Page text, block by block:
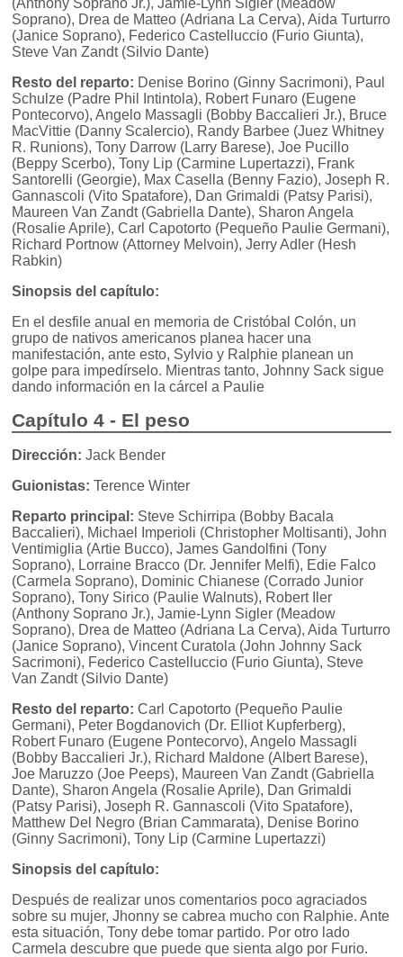
(Anthony Soprano Jr.), Jamie-Lynn Sigler (Meadow
Soprano), Drea de Matteo (Adriana La Cerva), Aida Turturro
(Janice Soprano), Federico Castelluccio (Furio Giunta),
Steve Van Zandt (Silvio Dante)
Resto del reparto: Denise Borino (Ginny Sacrimoni), Paul
Schulze (Padre Phil Intintola), Robert Funaro (Eugene
Pontecorvo), Angelo Massagli (Bobby Baccalieri Jr.), Bruce
MacVittie (Danny Scalercio), Randy Barbee (Juez Whitney
R. Runions), Tony Darrow (Larry Barese), Joe Pucillo
(Beppy Scerbo), Tony Lip (Carmine Lupertazzi), Frank
Santorelli (Georgie), Max Casella (Benny Fazio), Joseph R.
Gannascoli (Vito Spatafore), Dan Grimaldi (Patsy Parisi),
Maureen Van Zandt (Gabriella Dante), Sharon Angela
(Rosalie Aprile), Carl Capotorto (Pequeño Paulie Germani),
Richard Portnow (Attorney Melvoin), Jerry Adler (Hesh
Rabkin)
Sinopsis del capítulo:
En el desfile anual en memoria de Cristóbal Colón, un
grupo de nativos americanos planea hacer una
manifestación, ante esto, Sylvio y Ralphie planean un
golpe para impedírselo. Mientras tanto, Johnny Sack sigue
dando información en la cárcel a Paulie
Capítulo 4 - El peso
Dirección: Jack Bender
Guionistas: Terence Winter
Reparto principal: Steve Schirripa (Bobby Bacala
Baccalieri), Michael Imperioli (Christopher Moltisanti), John
Ventimiglia (Artie Bucco), James Gandolfini (Tony
Soprano), Lorraine Bracco (Dr. Jennifer Melfi), Edie Falco
(Carmela Soprano), Dominic Chianese (Corrado Junior
Soprano), Tony Sirico (Paulie Walnuts), Robert Iler
(Anthony Soprano Jr.), Jamie-Lynn Sigler (Meadow
Soprano), Drea de Matteo (Adriana La Cerva), Aida Turturro
(Janice Soprano), Vincent Curatola (John Johnny Sack
Sacrimoni), Federico Castelluccio (Furio Giunta), Steve
Van Zandt (Silvio Dante)
Resto del reparto: Carl Capotorto (Pequeño Paulie
Germani), Peter Bogdanovich (Dr. Elliot Kupferberg),
Robert Funaro (Eugene Pontecorvo), Angelo Massagli
(Bobby Baccalieri Jr.), Richard Maldone (Albert Barese),
Joe Maruzzo (Joe Peeps), Maureen Van Zandt (Gabriella
Dante), Sharon Angela (Rosalie Aprile), Dan Grimaldi
(Patsy Parisi), Joseph R. Gannascoli (Vito Spatafore),
Matthew Del Negro (Brian Cammarata), Denise Borino
(Ginny Sacrimoni), Tony Lip (Carmine Lupertazzi)
Sinopsis del capítulo:
Después de realizar unos comentarios poco agraciados
sobre su mujer, Jhonny se cabrea mucho con Ralphie. Ante
esta situación, Tony debe tomar partido. Por otro lado
Carmela descubre que puede que sienta algo por Furio.